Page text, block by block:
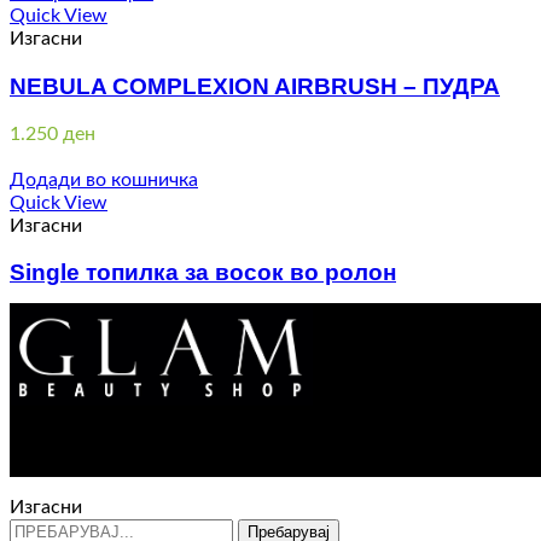
Quick View
Изгасни
NEBULA COMPLEXION AIRBRUSH – ПУДРА
1.250 ден
Додади во кошничка
Quick View
Изгасни
Single топилка за восок во ролон
1.170ден
Изгасни
Пребарувај